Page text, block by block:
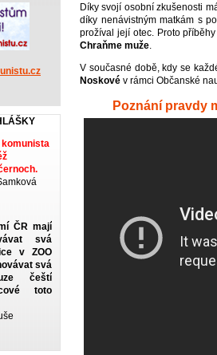
Díky svojí osobní zkušenosti
díky nenávistným matkám s
prožíval její otec. Proto
Chraňme muže.
V současné době, kdy se
Noskové v rámci Občanské
Poznání pravdy
ČR mají
svá
v ZOO
svá
čeští
toto